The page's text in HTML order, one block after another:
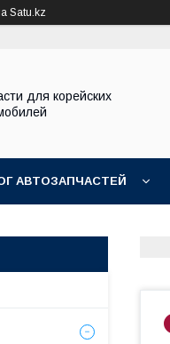
Satu.kz
для корейских
АВТОЗАПЧАСТЕЙ